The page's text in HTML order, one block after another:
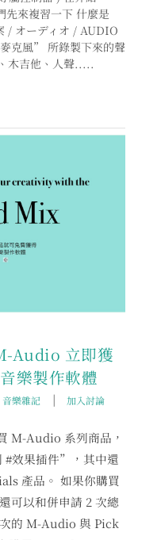
來複習一下 什麼是
/ オーディオ / AUDIO
克風” 所錄製下來的聲
木吉他、人聲.....
Audio 立即獲
樂製作軟體
音樂雜記 | 加入討論
M-Audio 系列商品，
#效果插件”，其中還
產品。 如果你購買
可以和併申請 2 次總
的 M-Audio 與 Pick